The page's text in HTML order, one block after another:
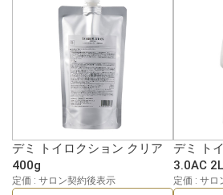
デミ トイロクション クリア
400g
定価 : サロン契約後表示
デミ ト
3.0AC 2L
定価 : サロ